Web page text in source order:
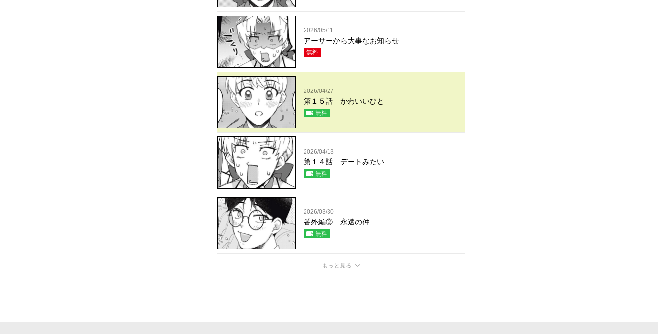
2026/05/11
アーサーから大事なお知らせ
無料
2026/04/27
第１５話 かわいいひと
無料
2026/04/13
第１４話 デートみたい
無料
2026/03/30
番外編② 永遠の仲
無料
もっと見る